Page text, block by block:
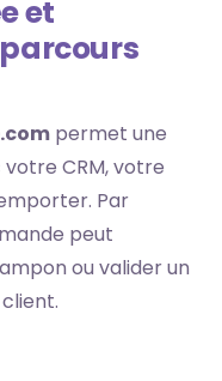
et
permet une
CRM, votre
Par
peut
ou valider un